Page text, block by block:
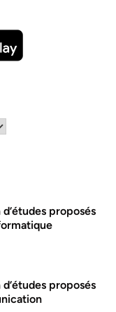
proposés
proposés